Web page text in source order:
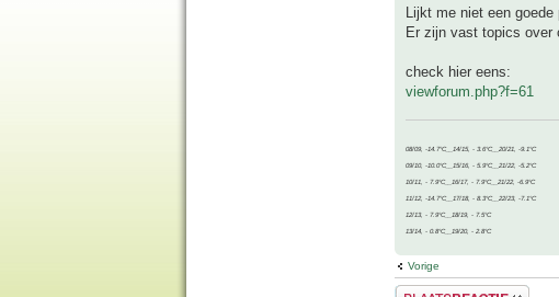
Lijkt me niet een goede
Er zijn vast topics over
check hier eens:
viewforum.php?f=61
08/09, -14.7°C__14/15, - 3.6°C__20/21, -9.1°C
09/10, -10.0°C__15/16, - 5.9°C__21/22, -5.2°C
10/11, - 7.9°C__16/17, - 7.9°C__21/22, -6.9°C
11/12, -14.7°C__17/18, - 8.3°C__22/23, -7.1°C
12/13, - 7.9°C__18/19, - 7.5°C
13/14, - 0.8°C__19/20, - 2.8°C
Vorige
Plaats een reactie